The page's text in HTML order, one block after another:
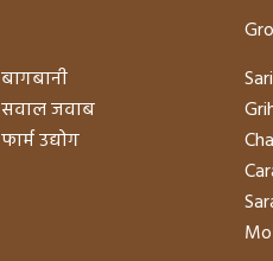
बागबानी
सवाल जवाब
फार्म उद्योग